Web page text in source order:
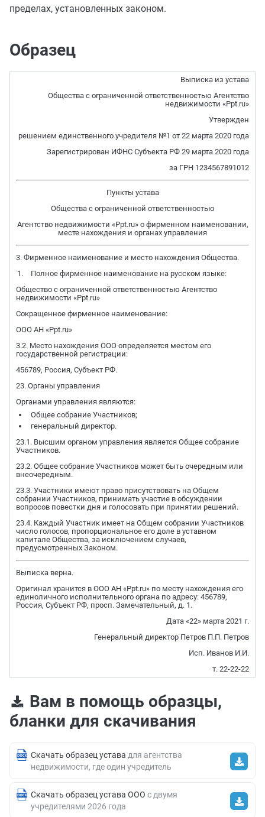
пределах, установленных законом.
Образец
Выписка из устава
Общества с ограниченной ответственностью Агентство
недвижимости «Ppt.ru»
Утвержден
решением единственного учредителя №1 от 22 марта 2020 года
Зарегистрирован ИФНС Субъекта РФ 29 марта 2020 года
за ГРН 1234567891012
Пункты устава
Общества с ограниченной ответственностью
Агентство недвижимости «Ppt.ru» о фирменном наименовании,
месте нахождения и органах управления
3. Фирменное наименование и место нахождения Общества.
Полное фирменное наименование на русском языке:
Общество с ограниченной ответственностью Агентство
недвижимости «Ppt.ru»
Сокращенное фирменное наименование:
ООО АН «Ppt.ru»
3.2. Место нахождения ООО определяется местом его
государственной регистрации:
456789, Россия, Субъект РФ.
23. Органы управления
Органами управления являются:
Общее собрание Участников;
генеральный директор.
23.1. Высшим органом управления является Общее собрание
Участников.
23.2. Общее собрание Участников может быть очередным или
внеочередным.
23.3. Участники имеют право присутствовать на Общем
собрании Участников, принимать участие в обсуждении
вопросов повестки дня и голосовать при принятии решений.
23.4. Каждый Участник имеет на Общем собрании Участников
число голосов, пропорциональное его доле в уставном
капитале Общества, за исключением случаев,
предусмотренных Законом.
Выписка верна.
Оригинал хранится в ООО АН «Ppt.ru» по месту нахождения его
единоличного исполнительного органа по адресу: 456789,
Россия, Субъект РФ, просп. Замечательный, д. 1.
Дата «22» марта 2021 г.
Генеральный директор Петров П.П. Петров
Исп. Иванов И.И.
т. 22-22-22
Вам в помощь образцы,
бланки для скачивания
Скачать образец устава для агентства
недвижимости, где один учредитель
Скачать образец устава ООО с двумя
учредителями 2026 года